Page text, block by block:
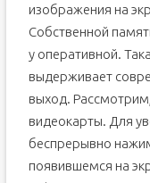
изображения на
Собственной
у оперативной.
выдерживает
выход.
видеокарты. Для
беспрерывно
появившемся на